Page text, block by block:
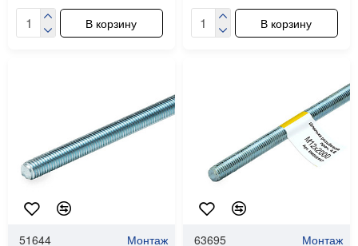
В корзину В корзину
51644 Монтаж 63695 Монтаж